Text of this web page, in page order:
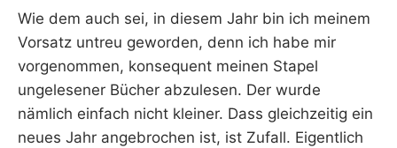
Wie dem auch sei, in diesem Jahr bin ich meinem
Vorsatz untreu geworden, denn ich habe mir
vorgenommen, konsequent meinen Stapel
ungelesener Bücher abzulesen. Der wurde
nämlich einfach nicht kleiner. Dass gleichzeitig ein
neues Jahr angebrochen ist, ist Zufall. Eigentlich